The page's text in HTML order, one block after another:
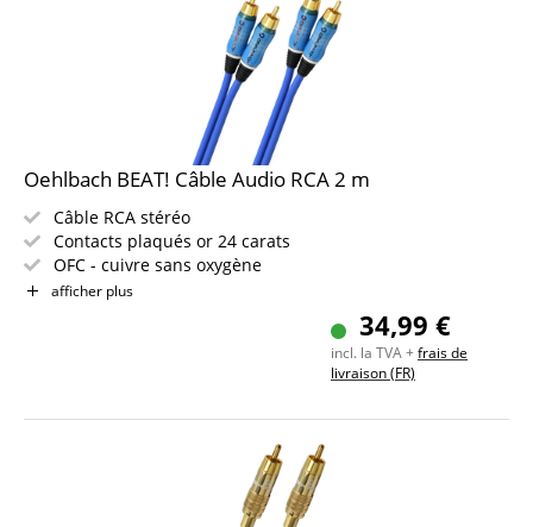
Oehlbach BEAT! Câble Audio RCA 2 m
Câble RCA stéréo
Contacts plaqués or 24 carats
OFC - cuivre sans oxygène
Longueur du câble : 2 m
Structure de blindage : 1x feuille alu + 1x tresse cuivre
afficher plus
34,99 €
incl. la TVA +frais de
livraison (FR)